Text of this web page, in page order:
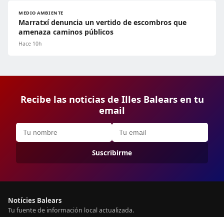
MEDIO AMBIENTE
Marratxí denuncia un vertido de escombros que
amenaza caminos públicos
Hace 10h
Recibe las noticias de Illes Balears en tu
email
Suscribirme
Notícies Balears
Tu fuente de información local actualizada.